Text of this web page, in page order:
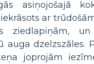
asiņojošajā
ar
ziedlapiņām,
auga dzelzszāles.
joprojām